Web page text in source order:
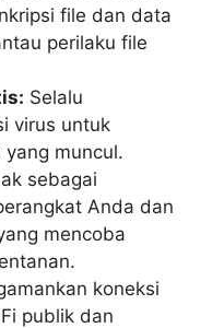
file dan data
perilaku file
Selalu
virus untuk
muncul.
sebagai
Anda dan
mencoba
koneksi
publik dan